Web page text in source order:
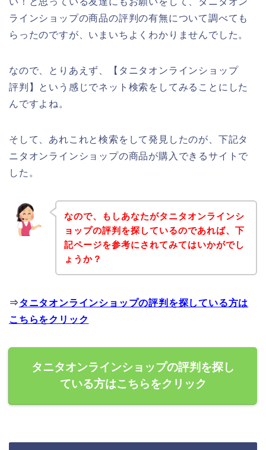
ラインショップの商品の評判の有無について調べても
らったのですが、いまいちよくわかりませんでした。
なので、とりあえず、【タニタオンラインショップ
評判】という感じでネット検索をしてみることにした
んですよね。
そして、あれこれと検索をして発見したのが、下記タ
ニタオンラインショップの商品が購入できるサイトで
した。
なので、もしあなたがタニタオンラインシ
ョップの評判を探しているのであれば、下
記ページを参考にされてみてはいかがでし
ょうか？
⇒タニタオンラインショップの評判を探している方は
こちらをクリック
タニタオンラインショップの評判を探し
ている方はこちらをクリック